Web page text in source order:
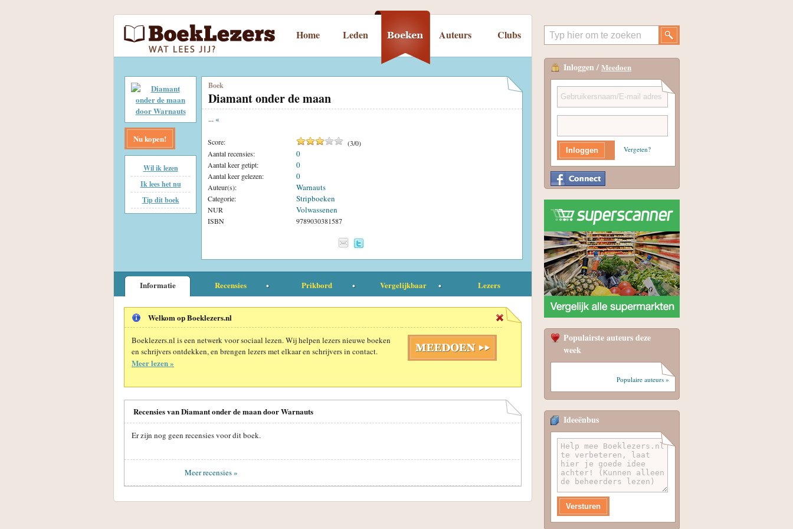
Home Leden Auteurs Clubs
Nu kopen!
Wil ik lezen
Ik lees het nu
Tip dit boek
Boek
Diamant onder de maan
... «
Score: (3/0)
Aantal recensies:
0
Aantal keer getipt: 0
Aantal keer gelezen: 0
Auteur(s): Warnauts
Categorie: Stripboeken
NUR Volwassenen
ISBN 9789030381587
Informatie Recensies Prikbord Vergelijkbaar Lezers
Welkom op Boeklezers.nl
Boeklezers.nl is een netwerk voor sociaal lezen. Wij helpen lezers nieuwe boeken
en schrijvers ontdekken, en brengen lezers met elkaar en schrijvers in contact.
Meer lezen »
Recensies van Diamant onder de maan door Warnauts
Er zijn nog geen recensies voor dit boek.
Meer recensies »
Inloggen / Meedoen
Vergeten?
Populairste auteurs deze
week
Populaire auteurs »
Ideeënbus